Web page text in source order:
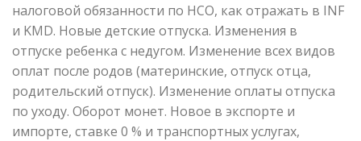
налоговой обязанности по НСО, как отражать в INF
и KMD. Новые детские отпуска. Изменения в
отпуске ребенка с недугом. Изменение всех видов
оплат после родов (материнские, отпуск отца,
родительский отпуск). Изменение оплаты отпуска
по уходу. Оборот монет. Новое в экспорте и
импорте, ставке 0 % и транспортных услугах,